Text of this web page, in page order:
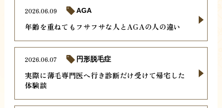
年齢を重ねてもフサフサな人とAGAの人の違い
2026.06.09 AGA
実際に薄毛専門医へ行き診断だけ受けて帰宅した
体験談
2026.06.07 円形脱毛症